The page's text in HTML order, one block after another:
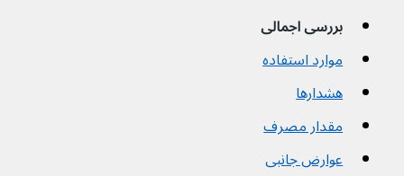
بررسی اجمالی
موارد استفاده
هشدارها
مقدار مصرف
عوارض جانبی